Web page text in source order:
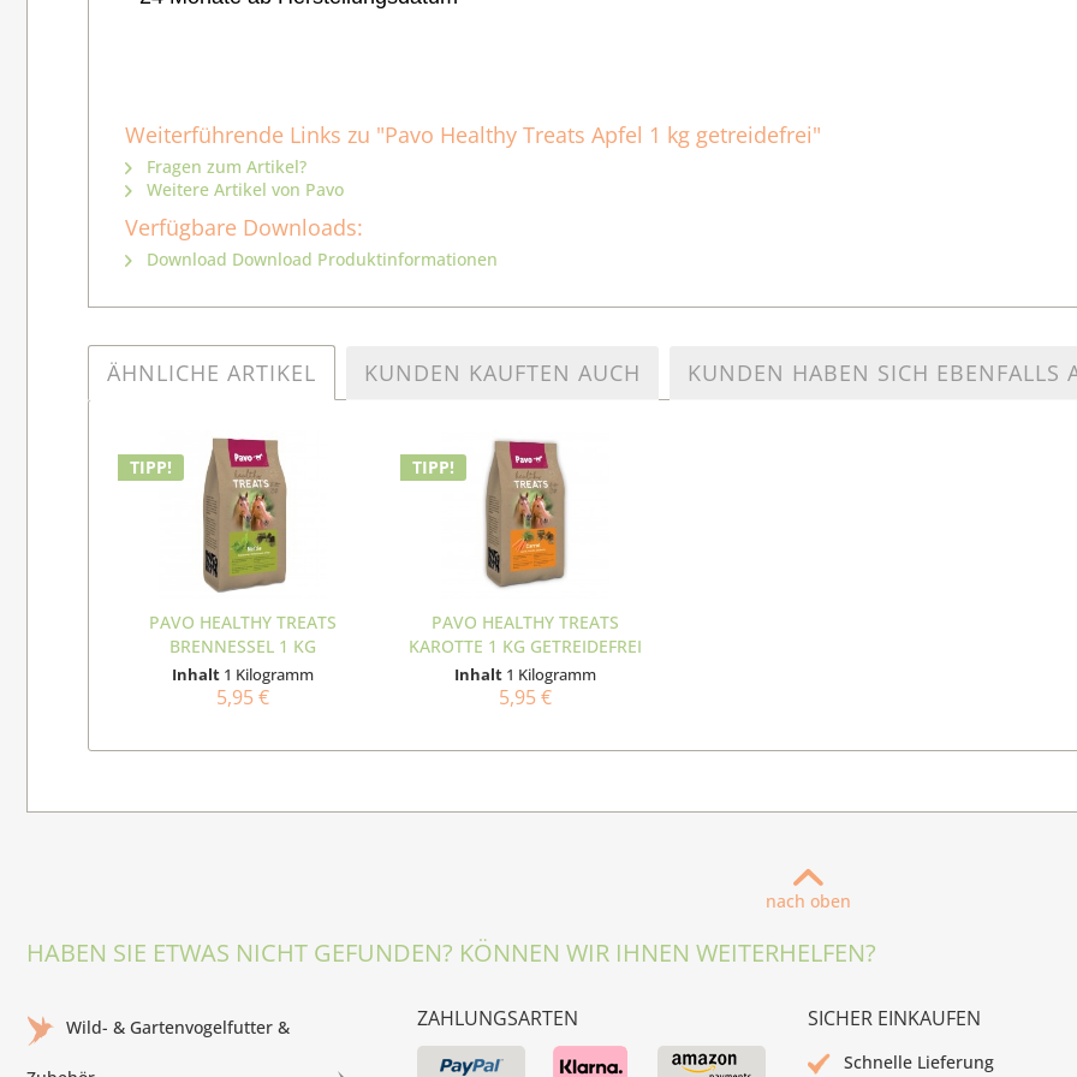
Weiterführende Links zu "Pavo Healthy Treats Apfel 1 kg getreidefrei"
Fragen zum Artikel?
Weitere Artikel von Pavo
Verfügbare Downloads:
Download Download Produktinformationen
ÄHNLICHE ARTIKEL KUNDEN KAUFTEN AUCH KUNDEN HABEN SICH EBENFALLS
TIPP!
PAVO HEALTHY TREATS
BRENNESSEL 1 KG
GETREIDEFREI
Inhalt 1 Kilogramm
5,95 €
TIPP!
PAVO HEALTHY TREATS
KAROTTE 1 KG GETREIDEFREI
Inhalt 1 Kilogramm
5,95 €
nach oben
HABEN SIE ETWAS NICHT GEFUNDEN? KÖNNEN WIR IHNEN WEITERHELFEN?
Wild- & Gartenvogelfutter & ZAHLUNGSARTEN SICHER EINKAUFEN
Schnelle Lieferung